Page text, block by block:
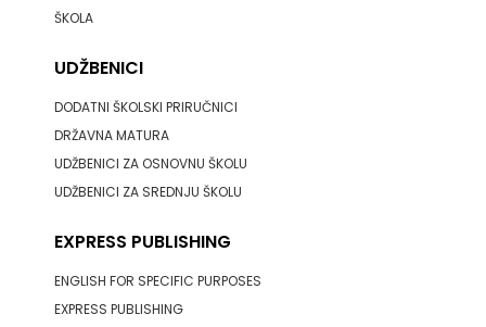
Scriptura
media
j.d.o.o.
SONJA
STEP
BY
ŠKOLA
UDŽBENICI
DODATNI ŠKOLSKI PRIRUČNICI
DRŽAVNA MATURA
UDŽBENICI ZA OSNOVNU ŠKOLU
UDŽBENICI ZA SREDNJU ŠKOLU
EXPRESS PUBLISHING
ENGLISH FOR SPECIFIC PURPOSES
EXPRESS PUBLISHING